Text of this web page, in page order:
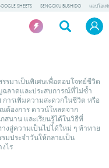
SHEETS SENGOKU BUSHIDO แอปโอเ
รมาเป็นพิเศษเพื่อตอบโจทย์ชีวิต
ลาดและประสบการณ์ที่ไม่ซ้ำ
ารเพิ่มความสะดวกในชีวิต หรือ
ต้องการ ดาวน์โหลดจาก
นาน และเรียนรู้ได้ในวิธีที่
งสู่ความเป็นไปได้ใหม่ ๆ ท้าทาย
มประจำวันให้กลายเป็น
ไร